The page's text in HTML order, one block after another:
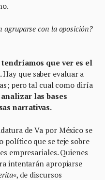
agruparse con la oposición?
tendríamos que ver es el
Hay que saber evaluar a
pero tal cual como diría
las bases
narrativas.
de Va por México se
político que se teje sobre
empresariales. Quienes
intentarán apropiarse
«, de discursos